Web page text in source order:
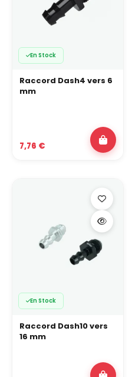
En Stock
Raccord Dash4 vers 6
mm
7,76 €
En Stock
Raccord Dash10 vers
16 mm